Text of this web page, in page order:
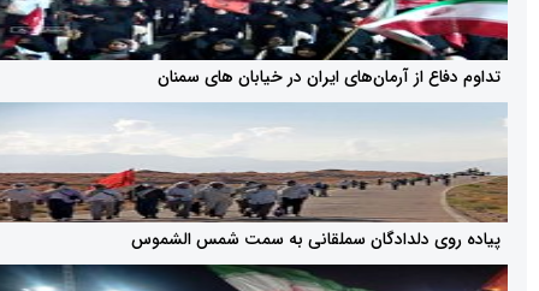
از آرمان‌های ایران در خیابان های سمنان
دلدادگان سملقانی به سمت شمس الشموس